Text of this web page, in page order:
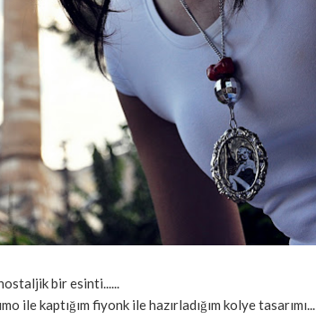
bir esinti......
ile kaptığım fiyonk ile hazırladığım kolye tasarımı...